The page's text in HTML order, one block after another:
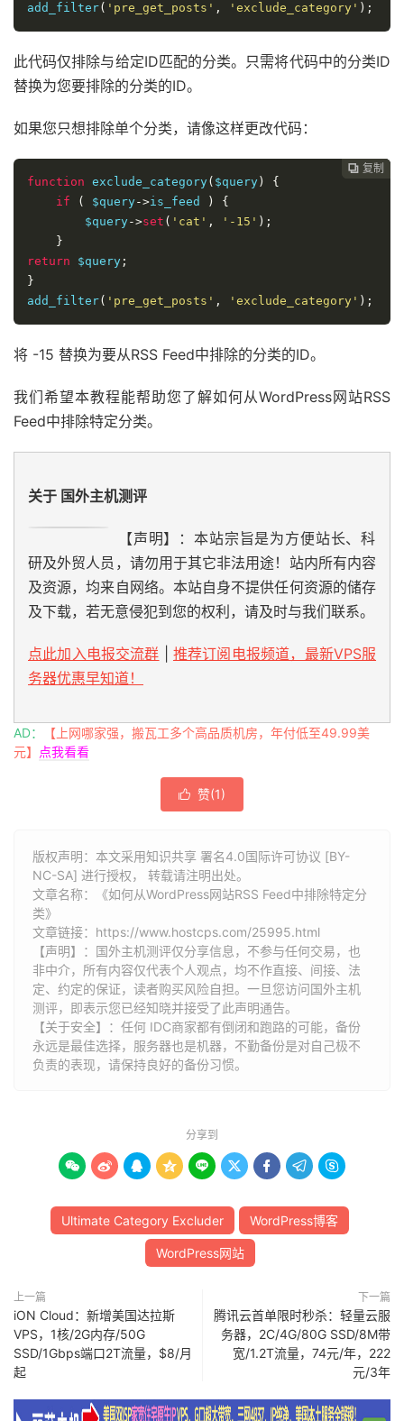
add_filter( 'pre_get_posts' , 'exclude_category' );
此代码仅排除与给定ID匹配的分类。只需将代码中的分类ID
替换为您要排除的分类的ID。
如果您只想排除单个分类，请像这样更改代码：
 复制
 复制
 复制
function exclude_category( $query )
{
if
( $query->is_feed )
{
$query->set ( 'cat' , '-15' );
}
return $query ;
}
add_filter( 'pre_get_posts' , 'exclude_category' );
将 -15 替换为要从RSS Feed中排除的分类的ID。
我们希望本教程能帮助您了解如何从WordPress网站RSS
Feed中排除特定分类。
关于 国外主机测评
【声明】：本站宗旨是为方便站长、科
研及外贸人员，请勿用于其它非法用途！站内所有内容
及资源，均来自网络。本站自身不提供任何资源的储存
及下载，若无意侵犯到您的权利，请及时与我们联系。
点此加入电报交流群
推荐订阅电报频道，最新VPS服
务器优惠早知道！
AD：
【上网哪家强，搬瓦工多个高品质机房，年付低至49.99美
元】 点我看看
 赞(1)
版权声明：本文采用知识共享 署名4.0国际许可协议 [BY-
NC-SA] 进行授权， 转载请注明出处。
文章名称：《如何从WordPress网站RSS Feed中排除特定分
类》
文章链接： https://www.hostcps.com/25995.html
【声明】：国外主机测评仅分享信息，不参与任何交易，也
非中介，所有内容仅代表个人观点，均不作直接、间接、法
定、约定的保证，读者购买风险自担。一旦您访问国外主机
测评，即表示您已经知晓并接受了此声明通告。
【关于安全】：任何 IDC商家都有倒闭和跑路的可能，备份
永远是最佳选择，服务器也是机器，不勤备份是对自己极不
负责的表现，请保持良好的备份习惯。
分享到
        
Ultimate Category Excluder WordPress博客
WordPress网站
上一篇
iON Cloud：新增美国达拉斯
VPS，1核/2G内存/50G
SSD/1Gbps端口2T流量，$8/月
起
下一篇
腾讯云首单限时秒杀：轻量云服
务器，2C/4G/80G SSD/8M带
宽/1.2T流量，74元/年，222
元/3年